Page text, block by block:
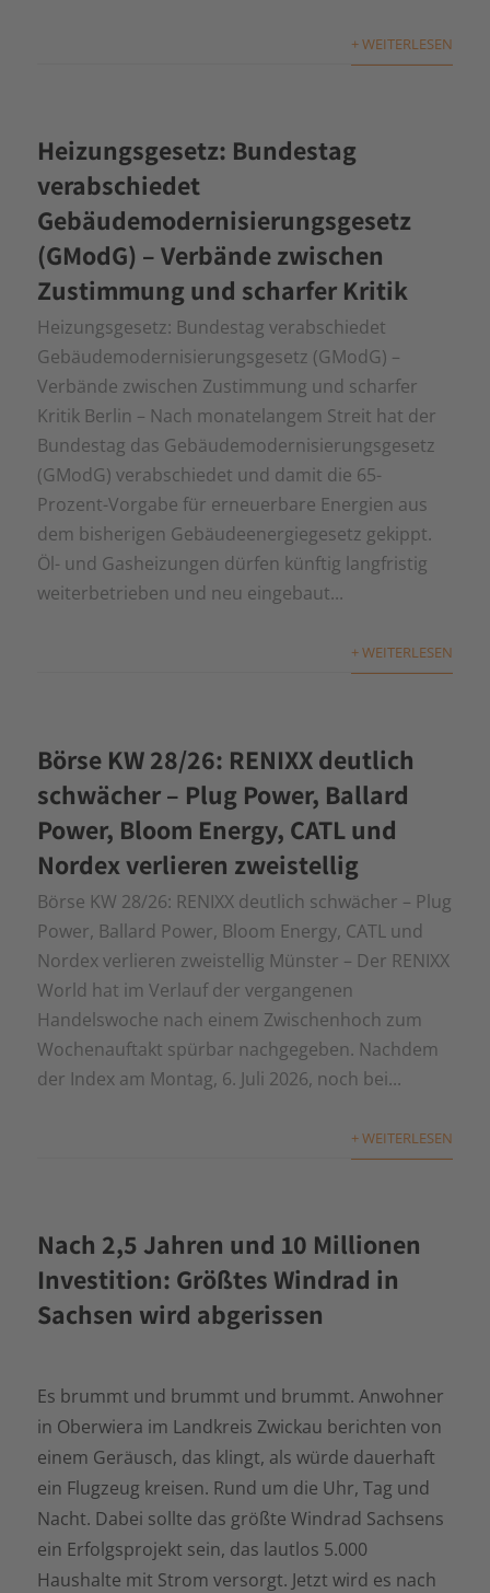
+ WEITERLESEN
Heizungsgesetz: Bundestag
verabschiedet
Gebäudemodernisierungsgesetz
(GModG) – Verbände zwischen
Zustimmung und scharfer Kritik
Heizungsgesetz: Bundestag verabschiedet
Gebäudemodernisierungsgesetz (GModG) –
Verbände zwischen Zustimmung und scharfer
Kritik Berlin – Nach monatelangem Streit hat der
Bundestag das Gebäudemodernisierungsgesetz
(GModG) verabschiedet und damit die 65-
Prozent-Vorgabe für erneuerbare Energien aus
dem bisherigen Gebäudeenergiegesetz gekippt.
Öl- und Gasheizungen dürfen künftig langfristig
weiterbetrieben und neu eingebaut...
+ WEITERLESEN
Börse KW 28/26: RENIXX deutlich
schwächer – Plug Power, Ballard
Power, Bloom Energy, CATL und
Nordex verlieren zweistellig
Börse KW 28/26: RENIXX deutlich schwächer – Plug
Power, Ballard Power, Bloom Energy, CATL und
Nordex verlieren zweistellig Münster – Der RENIXX
World hat im Verlauf der vergangenen
Handelswoche nach einem Zwischenhoch zum
Wochenauftakt spürbar nachgegeben. Nachdem
der Index am Montag, 6. Juli 2026, noch bei...
+ WEITERLESEN
Nach 2,5 Jahren und 10 Millionen
Investition: Größtes Windrad in
Sachsen wird abgerissen
Es brummt und brummt und brummt. Anwohner
in Oberwiera im Landkreis Zwickau berichten von
einem Geräusch, das klingt, als würde dauerhaft
ein Flugzeug kreisen. Rund um die Uhr, Tag und
Nacht. Dabei sollte das größte Windrad Sachsens
ein Erfolgsprojekt sein, das lautlos 5.000
Haushalte mit Strom versorgt. Jetzt wird es nach